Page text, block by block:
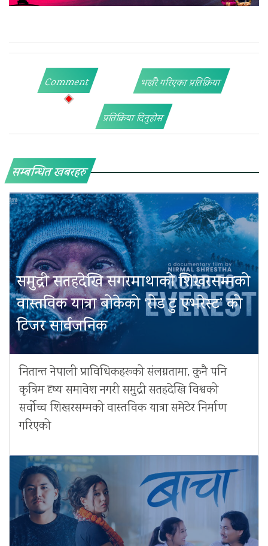
Comment भर्खरै गरिएका प्रतिक्रिया
प्रतिक्रिया दिनुहोस
सम्बन्धित खबरहरु
समुद्री सतहदेखि सगरमाथाको शिखरसम्मको
वास्तविक यात्रा बोकेको ‘रोड टु एभरेस्ट’ को
टिजर सार्वजनिक
नितान्त नेपाली प्राविधिकहरूको संलग्नतामा, कुनै पनि
कृत्रिम दृष्य समावेश नगरी समुद्री सतहदेखि विश्वको
सर्वोच्च शिखरसम्मको वास्तविक यात्रा समेटेर निर्माण
गरिएको